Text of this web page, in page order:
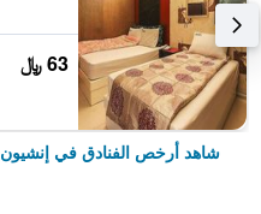
63 ﷼
شاهد أرخص الفنادق في إنشيون